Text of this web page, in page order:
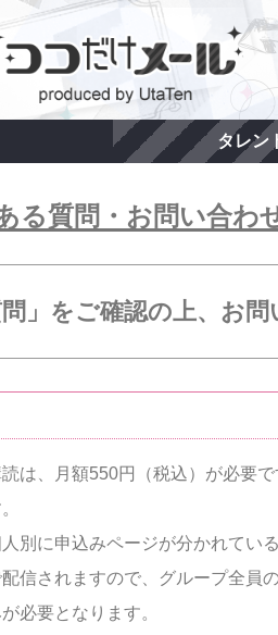
タレン
る質問・お問い合わ
」をご確認の上、お問
は、月額550円（税込）が必要
別に申込みページが分かれてい
信されますので、グループ全員
必要となります。